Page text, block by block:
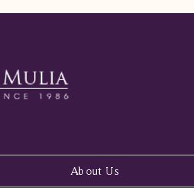
About Us